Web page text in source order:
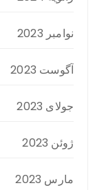
نوامبر 2023
آگوست 2023
جولای 2023
ژوئن 2023
مارس 2023